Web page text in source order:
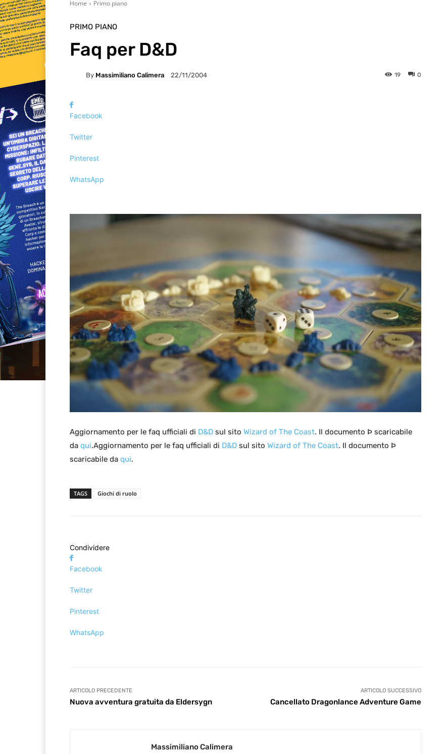
Home Primo piano
PRIMO PIANO
Faq per D&D
By Massimiliano Calimera 22/11/2004 0
19
Facebook
Twitter
Pinterest
WhatsApp
Aggiornamento per le faq ufficiali di D&D sul sito Wizard of The Coast. Il documento Þ scaricabile
da qui.Aggiornamento per le faq ufficiali di D&D sul sito Wizard of The Coast. Il documento Þ
scaricabile da qui.
TAGS Giochi di ruolo
Condividere
Facebook
Twitter
Pinterest
WhatsApp
ARTICOLO PRECEDENTE
Nuova avventura gratuita da Eldersygn
ARTICOLO SUCCESSIVO
Cancellato Dragonlance Adventure Game
Massimiliano Calimera